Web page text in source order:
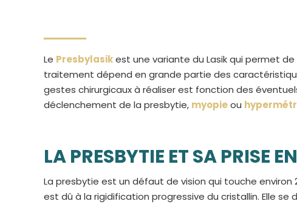
Le Presbylasikest une variante du Lasik qui permet
traitement dépend en grande partie des
gestes chirurgicaux à réaliser est fonction des
déclenchement de la presbytie, myopieou
LA PRESBYTIE ET SA PRISE
La presbytie est un défaut de vision qui touche environ
est dû à la rigidification progressive du cristallin. Elle